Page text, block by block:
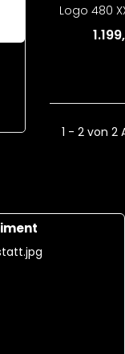
Logo 480
1 - 2 von 2